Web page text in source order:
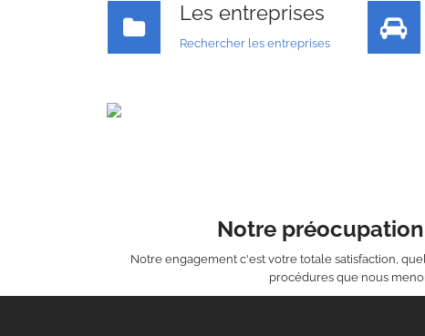
Les entreprises
Rechercher les entreprises
Notre
Notre engagement c'est votre totale satisfaction,
procédures que nous